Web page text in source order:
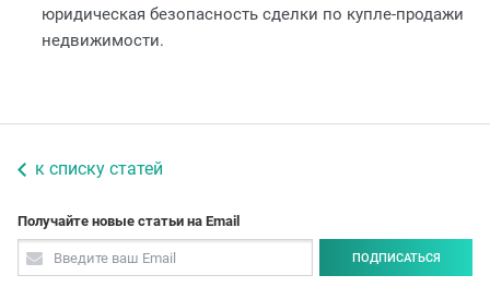
юридическая безопасность сделки по купле-продажи
недвижимости.
к списку статей
Получайте новые статьи на Email
ПОДПИСАТЬСЯ